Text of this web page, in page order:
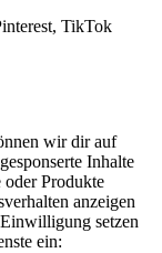
TikTok
wir dir auf
Inhalte
oder Produkte
anzeigen
setzen
ein: